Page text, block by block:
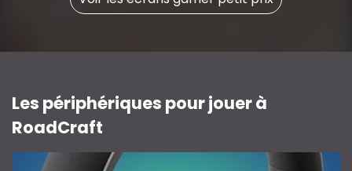
Les périphériques pour jouer à
RoadCraft